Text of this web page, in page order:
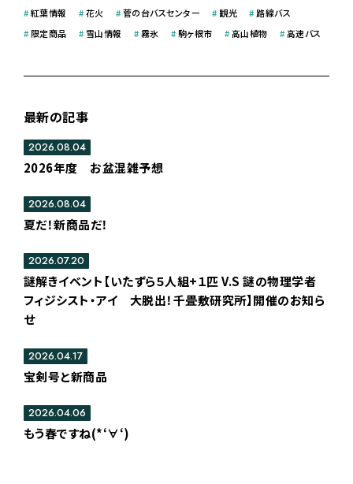
#紅葉情報 #花火 #菅の台バスセンター # 観光 # 路線バス
# 限定商品 # 雪山情報 #霧氷 #駒ヶ根市 #高山植物 #高速バス
最新の記事
2026年度 お盆混雑予想
2026.08.04
夏だ！新商品だ！
2026.08.04
謎解きイベント【いたずら５人組+１匹 V.S 謎の物理学者
フィジシスト・アイ 大脱出！千畳敷研究所】開催のお知ら
せ
2026.07.20
宝剣号と新商品
2026.04.17
もう春ですね(*‘∀‘)
2026.04.06